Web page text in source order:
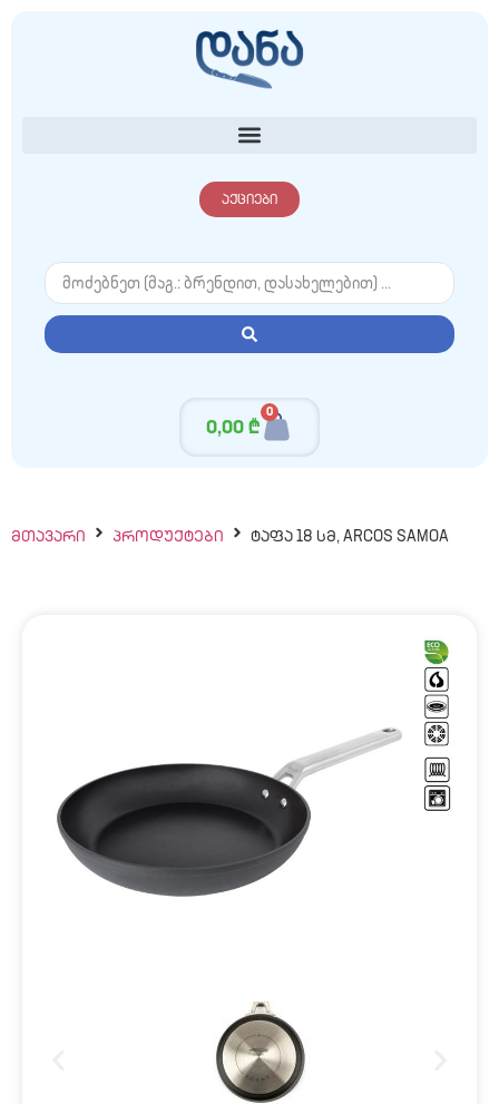
აქციები
0,00 ₾
0
ᲛᲗᲐᲕᲐᲠᲘ ᲞᲠᲝᲓᲣᲥᲢᲔᲑᲘ ᲢᲐᲤᲐ 18 ᲡᲛ, ARCOS SAMOA